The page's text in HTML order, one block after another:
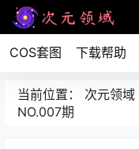
COS套图 下载帮助
当前位置： 次元领域
NO.007期